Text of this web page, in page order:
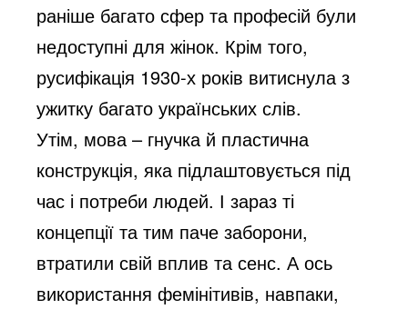
раніше багато сфер та професій були
недоступні для жінок. Крім того,
русифікація 1930-х років витиснула з
ужитку багато українських слів.
Утім, мова – гнучка й пластична
конструкція, яка підлаштовується під
час і потреби людей. І зараз ті
концепції та тим паче заборони,
втратили свій вплив та сенс. А ось
використання фемінітивів, навпаки,